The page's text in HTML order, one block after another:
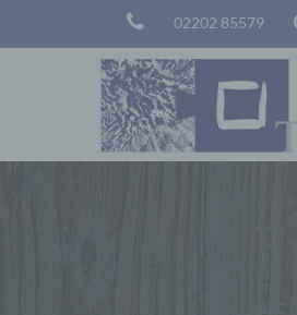
02202 85579